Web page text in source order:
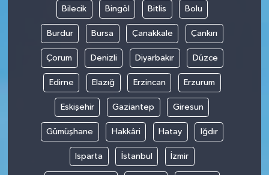
Bilecik Bingöl Bitlis Bolu
Burdur Bursa Çanakkale Çankırı
Çorum Denizli Diyarbakır Düzce
Edirne Elazığ Erzincan Erzurum
Eskişehir Gaziantep Giresun
Gümüşhane Hakkâri Hatay Iğdır
Isparta İstanbul İzmir